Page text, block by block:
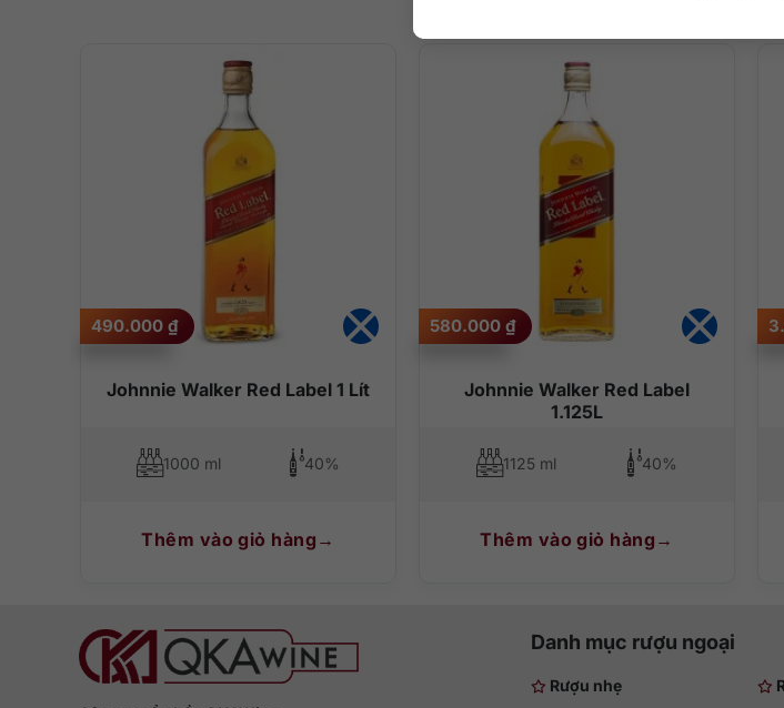
miệng chứng kiến cuộc càn quét mạnh mẽ của các loại hạt rang, socola đen và những làn
chanh và cánh hoa hồng dịu nhẹ. Kết thúc đầy bất ngờ với vị muối caramel và bánh quy mạch
Johnnie Walker Red Label 1 Lít
490.000 ₫
1000 ml 40%
Thêm vào giỏ hàng
Johnnie Walker Red Label
1.125L
580.000 ₫
1125 ml 40%
Thêm vào giỏ hàng
Danh mục rượu ngoại
Rượu nhẹ